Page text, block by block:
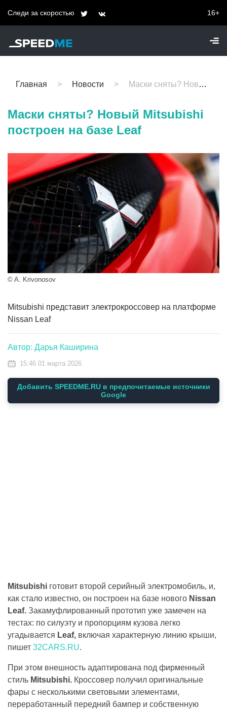
Следи за скоростью 16+
Главная Новости Маски сняты? Новый Mitsubishi построен на базе Leaf
Маски сняты? Новый Mitsubishi
построен на базе Leaf
© A. Krivonosov
Mitsubishi представит электрокроссовер на платформе
Nissan Leaf
Автор: Дарья Каширина
15:46 01 марта 2026
Добавить SPEEDME.RU в предпочитаемые источники
Google
Mitsubishi готовит второй серийный электромобиль, и,
как стало известно, он построен на базе нового Nissan
Leaf. Закамуфлированный прототип уже замечен на
тестах: по силуэту и пропорциям кузова легко
угадывается Leaf, включая характерную линию крыши,
пишет 32CARS.RU.
При этом внешность адаптирована под фирменный
стиль Mitsubishi. Кроссовер получил оригинальные
фары с несколькими световыми элементами,
переработанный передний бампер и собственную